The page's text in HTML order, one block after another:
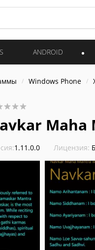
ANDROID
Windows Phone
Maha
1.11.0.0 Лицензия: